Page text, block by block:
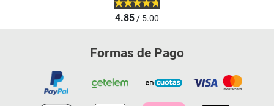
4.85/ 5.00
Formas de Pago